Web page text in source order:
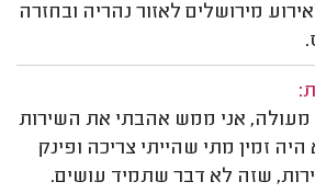
מירושלים לאזור נהריה ובחזרה
מעולה, אני ממש אהבתי את השירות
היה זמין מתי שהייתי צריכה ופינק
שזה לא דבר שתמיד עושים.